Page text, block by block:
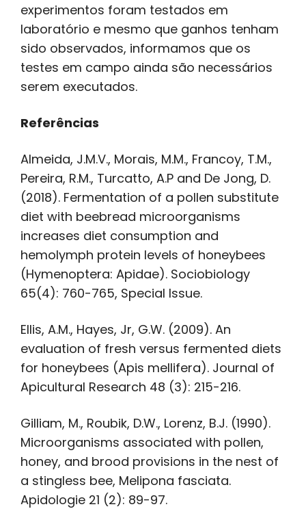
experimentos foram testados em
laboratório e mesmo que ganhos tenham
sido observados, informamos que os
testes em campo ainda são necessários
serem executados.
Referências
Almeida, J.M.V., Morais, M.M., Francoy, T.M.,
Pereira, R.M., Turcatto, A.P and De Jong, D.
(2018). Fermentation of a pollen substitute
diet with beebread microorganisms
increases diet consumption and
hemolymph protein levels of honeybees
(Hymenoptera: Apidae). Sociobiology
65(4): 760-765, Special Issue.
Ellis, A.M., Hayes, Jr, G.W. (2009). An
evaluation of fresh versus fermented diets
for honeybees (Apis mellifera). Journal of
Apicultural Research 48 (3): 215-216.
Gilliam, M., Roubik, D.W., Lorenz, B.J. (1990).
Microorganisms associated with pollen,
honey, and brood provisions in the nest of
a stingless bee, Melipona fasciata.
Apidologie 21 (2): 89-97.